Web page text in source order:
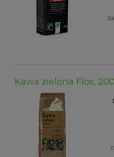
Kawa zielona Flos,